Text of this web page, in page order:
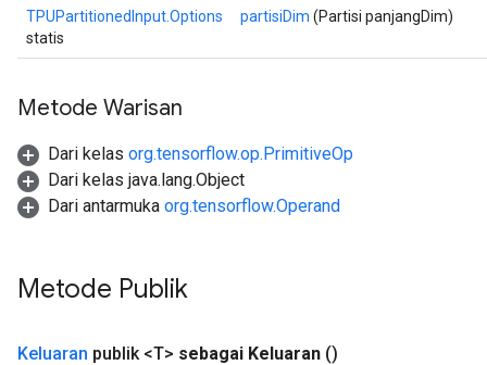
TPUPartitionedInput.Options
statis
partisiDim (Partisi panjangDim)
Metode Warisan
Dari kelas org.tensorflow.op.PrimitiveOp
Dari kelas java.lang.Object
Dari antarmuka org.tensorflow.Operand
Metode Publik
Keluaran publik <T> sebagai Keluaran ()